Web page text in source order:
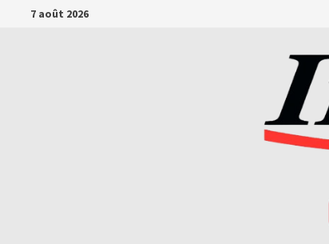
Passer7 août 2026